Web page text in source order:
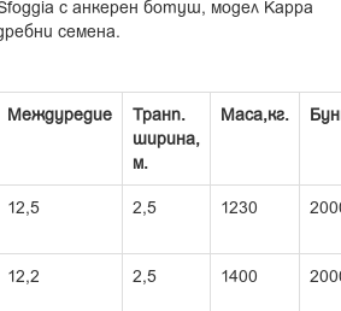
с анкерен ботуш, модел Kappa
семена.
Междуредие
Транп.
ширина,
м.
Маса,кг.
12,5 2,5 1230
12,2 2,5 1400